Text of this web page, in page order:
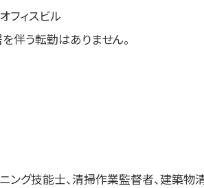
フィスビル
伴う転勤はありません。
ング技能士、清掃作業監督者、建築